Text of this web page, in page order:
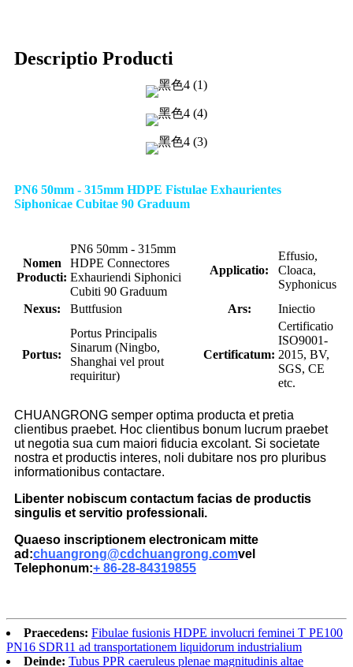
Descriptio Producti
PN6 50mm - 315mm HDPE Fistulae Exhaurientes
Siphonicae Cubitae 90 Graduum
Nomen
Producti:
PN6 50mm - 315mm
HDPE Connectores
Exhauriendi Siphonici
Cubiti 90 Graduum
Applicatio:
Effusio,
Cloaca,
Syphonicus
Nexus:
Buttfusion Ars: Iniectio
Portus:
Portus Principalis
Sinarum (Ningbo,
Shanghai vel prout
requiritur)
Certificatum:
Certificatio
ISO9001-
2015, BV,
SGS, CE
etc.
CHUANGRONG semper optima producta et pretia
clientibus praebet. Hoc clientibus bonum lucrum praebet
ut negotia sua cum maiori fiducia excolant. Si societate
nostra et productis interes, noli dubitare nos pro pluribus
informationibus contactare.
Libenter nobiscum contactum facias de productis
singulis et servitio professionali.
Quaeso inscriptionem electronicam mitte
ad:chuangrong@cdchuangrong.comvel
Telephonum:+ 86-28-84319855
Praecedens: Fibulae fusionis HDPE involucri feminei T PE100
PN16 SDR11 ad transportationem liquidorum industrialium
Deinde: Tubus PPR caeruleus plenae magnitudinis altae